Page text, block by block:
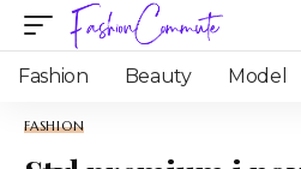
Fashion Beauty Model
FASHION